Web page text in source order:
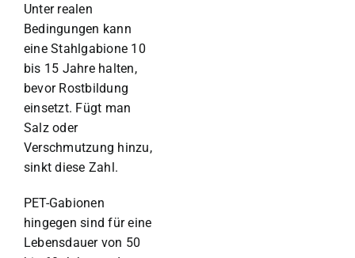
Unter realen
Bedingungen kann
eine Stahlgabione 10
bis 15 Jahre halten,
bevor Rostbildung
einsetzt. Fügt man
Salz oder
Verschmutzung hinzu,
sinkt diese Zahl.
PET-Gabionen
hingegen sind für eine
Lebensdauer von 50